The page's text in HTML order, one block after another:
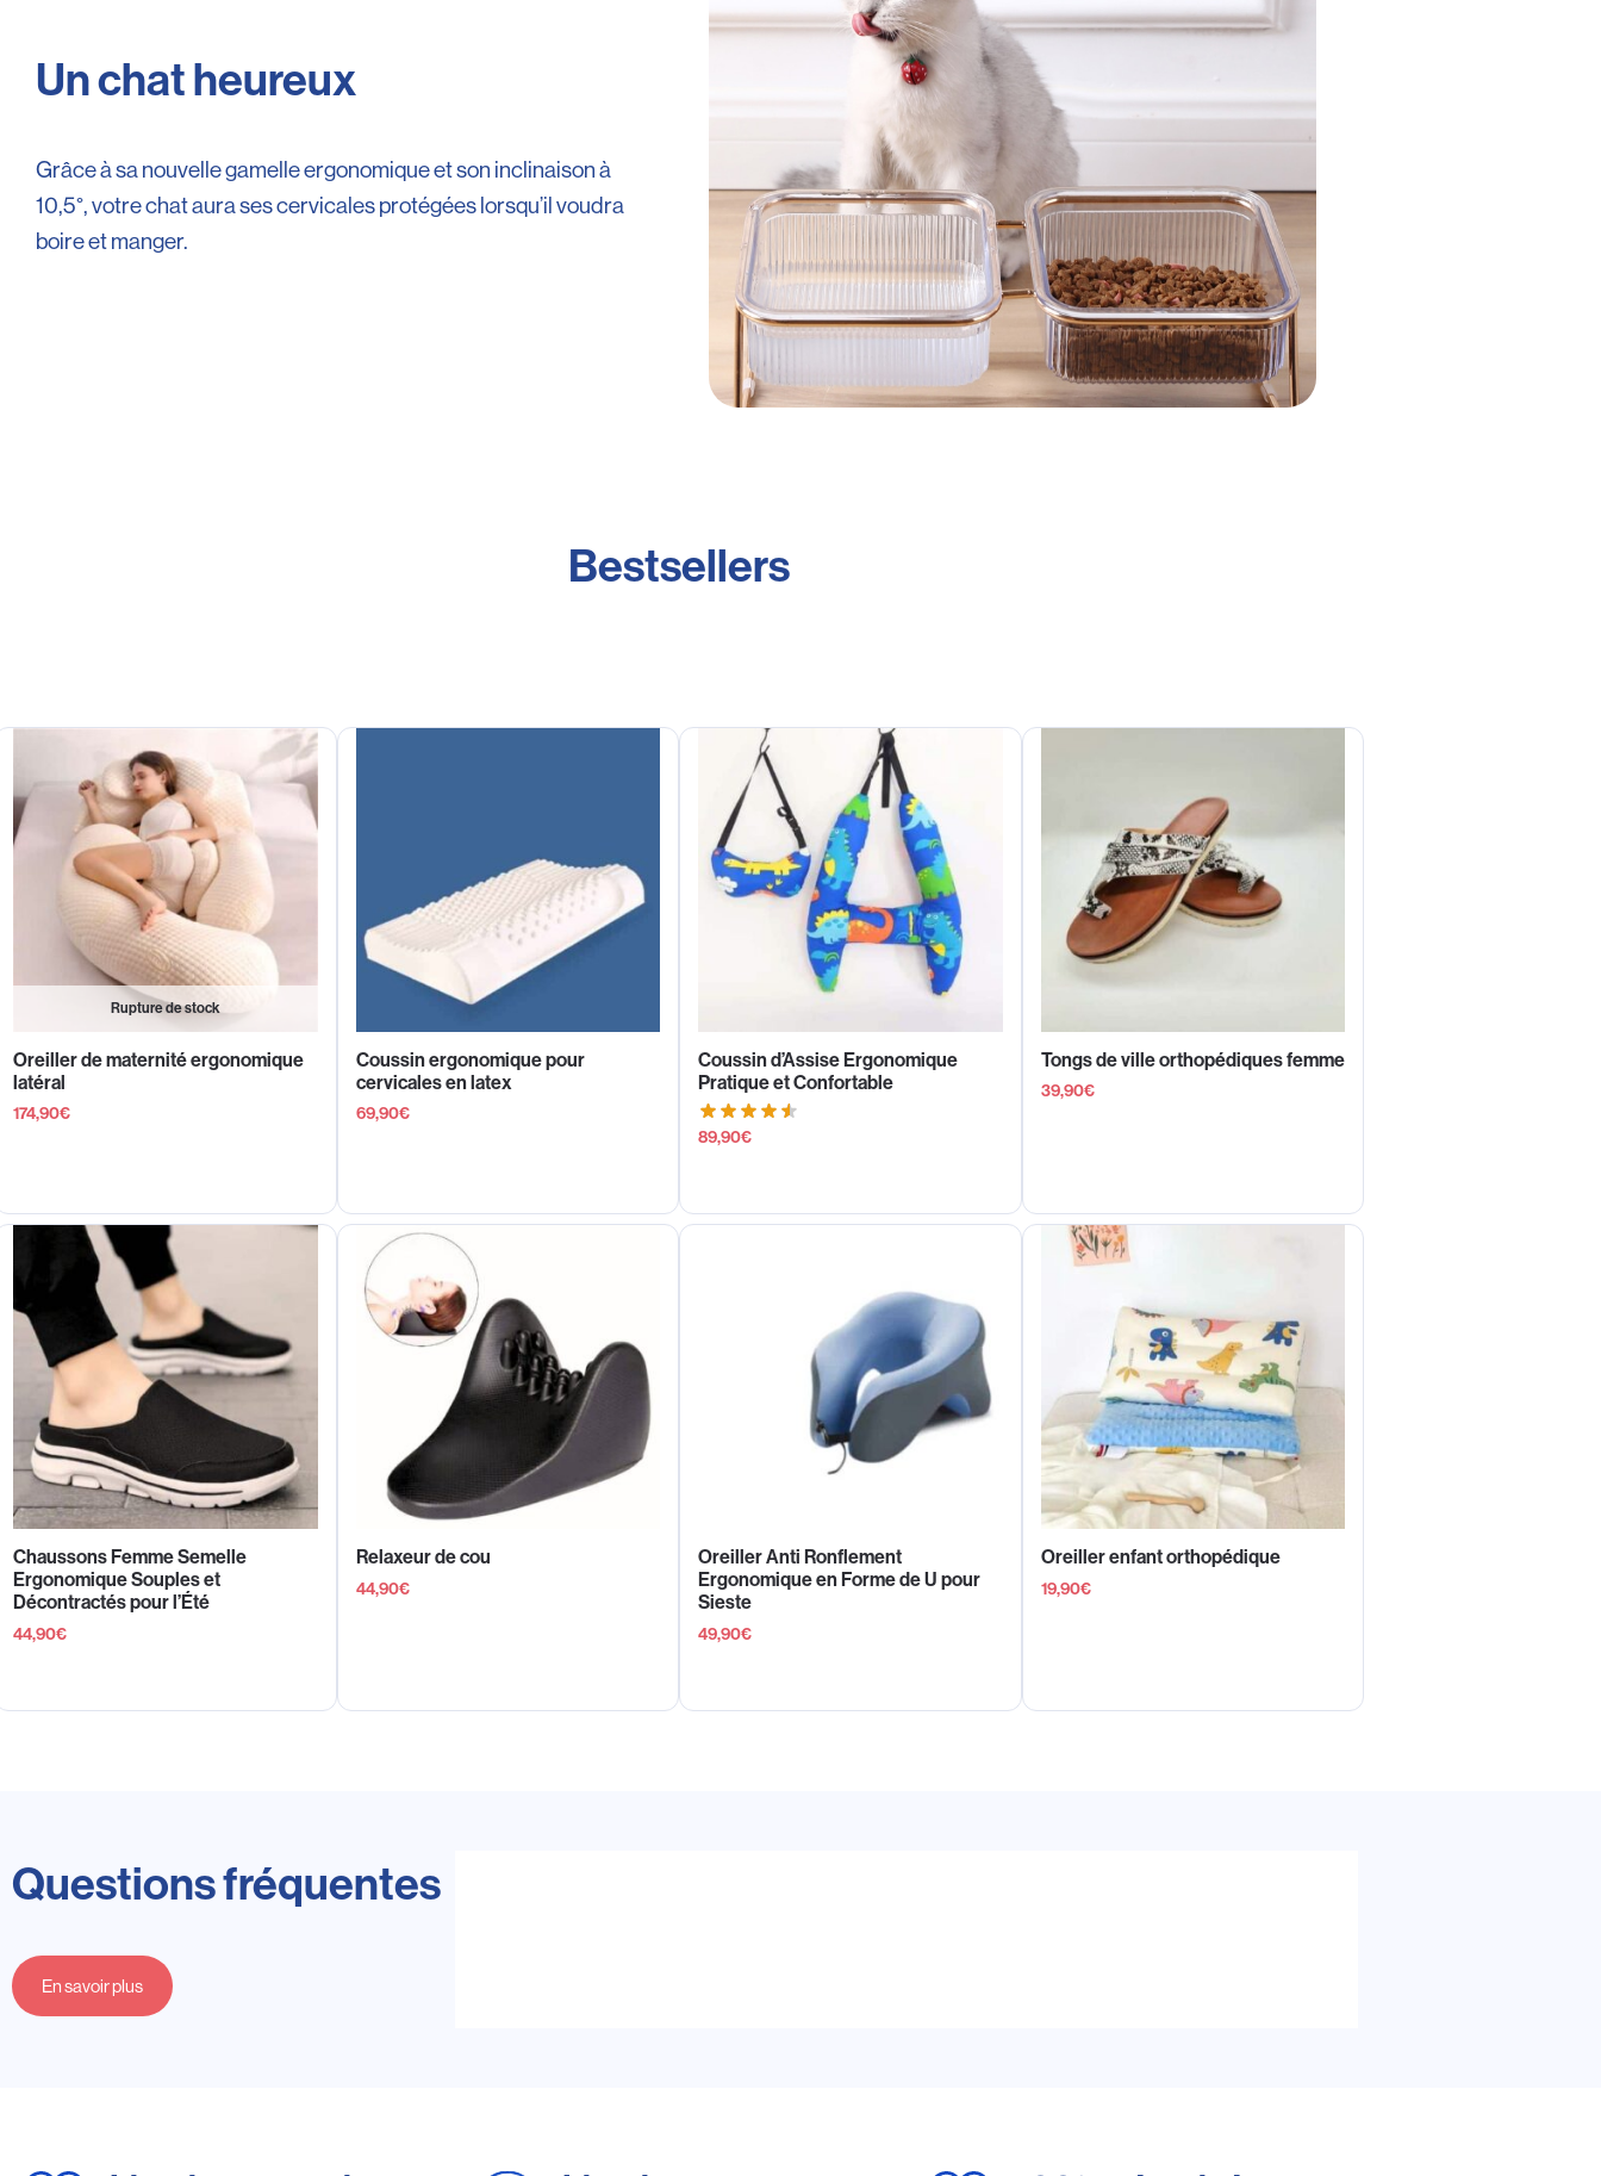
Un chat heureux
Grâce à sa nouvelle gamelle ergonomique et son inclinaison à
10,5°, votre chat aura ses cervicales protégées lorsqu’il voudra
boire et manger.
Bestsellers
Rupture de stock
Oreiller de maternité ergonomique
latéral
174,90€
Coussin ergonomique pour
cervicales en latex
69,90€
Coussin d’Assise Ergonomique
Pratique et Confortable
89,90€
Tongs de ville orthopédiques femme
39,90€
Chaussons Femme Semelle
Ergonomique Souples et
Décontractés pour l’Été
44,90€
Relaxeur de cou
44,90€
Oreiller Anti Ronflement
Ergonomique en Forme de U pour
Sieste
49,90€
Oreiller enfant orthopédique
19,90€
Questions fréquentes
En savoir plus